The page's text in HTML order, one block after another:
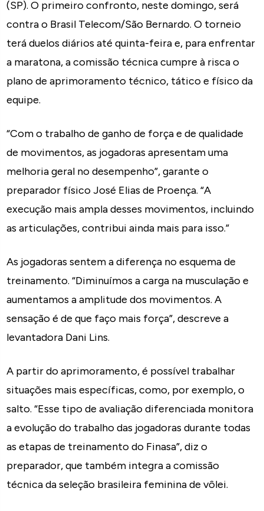
(SP). O primeiro confronto, neste domingo, será
contra o Brasil Telecom/São Bernardo. O torneio
terá duelos diários até quinta-feira e, para enfrentar
a maratona, a comissão técnica cumpre à risca o
plano de aprimoramento técnico, tático e físico da
equipe.
“Com o trabalho de ganho de força e de qualidade
de movimentos, as jogadoras apresentam uma
melhoria geral no desempenho”, garante o
preparador físico José Elias de Proença. “A
execução mais ampla desses movimentos, incluindo
as articulações, contribui ainda mais para isso.”
As jogadoras sentem a diferença no esquema de
treinamento. “Diminuímos a carga na musculação e
aumentamos a amplitude dos movimentos. A
sensação é de que faço mais força”, descreve a
levantadora Dani Lins.
A partir do aprimoramento, é possível trabalhar
situações mais específicas, como, por exemplo, o
salto. “Esse tipo de avaliação diferenciada monitora
a evolução do trabalho das jogadoras durante todas
as etapas de treinamento do Finasa”, diz o
preparador, que também integra a comissão
técnica da seleção brasileira feminina de vôlei.